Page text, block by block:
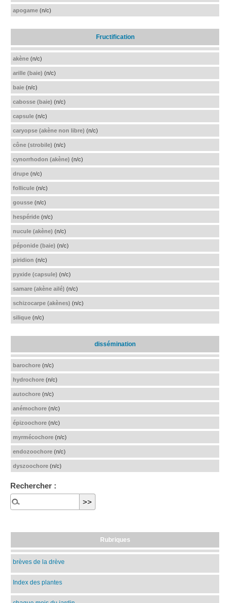
apogame (n/c)
Fructification
akène (n/c)
arille (baie) (n/c)
baie (n/c)
cabosse (baie) (n/c)
capsule (n/c)
caryopse (akène non libre) (n/c)
cône (strobile) (n/c)
cynorrhodon (akène) (n/c)
drupe (n/c)
follicule (n/c)
gousse (n/c)
hespéride (n/c)
nucule (akène) (n/c)
péponide (baie) (n/c)
piridion (n/c)
pyxide (capsule) (n/c)
samare (akène ailé) (n/c)
schizocarpe (akènes) (n/c)
silique (n/c)
dissémination
barochore (n/c)
hydrochore (n/c)
autochore (n/c)
anémochore (n/c)
épizoochore (n/c)
myrmécochore (n/c)
endozoochore (n/c)
dyszoochore (n/c)
Rechercher :
Rubriques
brèves de la drève
Index des plantes